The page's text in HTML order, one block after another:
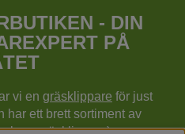
- DIN
PÅ
vi en gräsklippare för just
har ett brett sortiment av